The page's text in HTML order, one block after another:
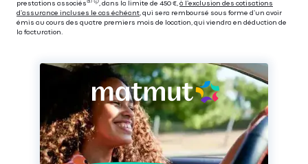
prestations associés⁽³⁾ ⁽⁵⁾, dans la limite de 450 €, à l’exclusion des cotisations
d’assurance incluses le cas échéant , qui sera remboursé sous forme d’un avoir
émis au cours des quatre premiers mois de location, qui viendra en déduction de
la facturation.